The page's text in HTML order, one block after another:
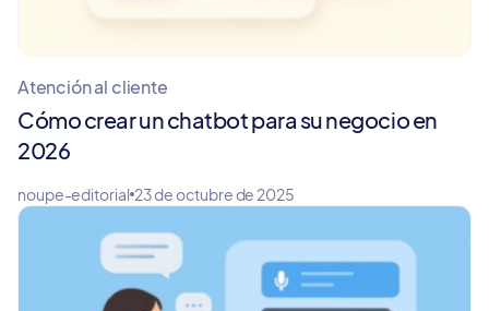
Atención al cliente
Cómo crear un chatbot para su negocio en
2026
noupe-editorial 23 de octubre de 2025